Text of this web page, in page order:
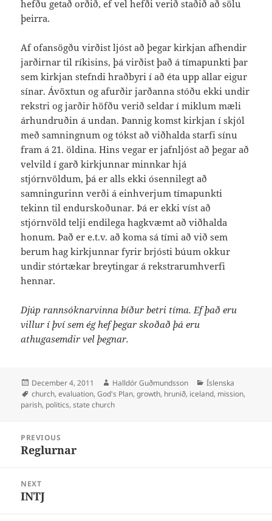
hefðu getað orðið, ef vel hefði verið staðið að sölu
þeirra.
Af ofansögðu virðist ljóst að þegar kirkjan afhendir
jarðirnar til ríkisins, þá virðist það á tímapunkti þar
sem kirkjan stefndi hraðbyri í að éta upp allar eigur
sínar. Ávöxtun og afurðir jarðanna stóðu ekki undir
rekstri og jarðir höfðu verið seldar í miklum mæli
árhundruðin á undan. Þannig komst kirkjan í skjól
með samningnum og tókst að viðhalda starfi sínu
fram á 21. öldina. Hins vegar er jafnljóst að þegar að
velvild í garð kirkjunnar minnkar hjá
stjórnvöldum, þá er alls ekki ósennilegt að
samningurinn verði á einhverjum tímapunkti
tekinn til endurskoðunar. Þá er ekki víst að
stjórnvöld telji endilega hagkvæmt að viðhalda
honum. Það er e.t.v. að koma sá tími að við sem
berum hag kirkjunnar fyrir brjósti búum okkur
undir stórtækar breytingar á rekstrarumhverfi
hennar.
Djúp rannsóknarvinna bíður betri tíma. Ef það eru
villur í því sem ég hef þegar skoðað þá eru
athugasemdir vel þegnar.
Posted
on
December 4, 2011 Author
Halldór Guðmundsson Categories
Íslenska
Tags
church,evaluation,God's Plan,growth, hrunið, iceland, mission,
parish, politics,state church
navigation
PREVIOUS
Previous
Reglurnar
NEXT
Next
INTJ